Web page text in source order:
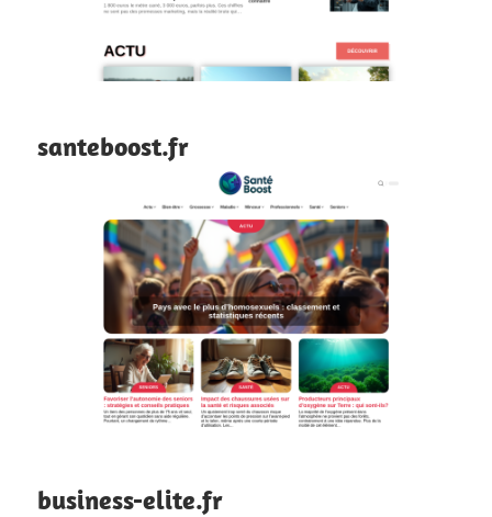
santeboost.fr
business-elite.fr